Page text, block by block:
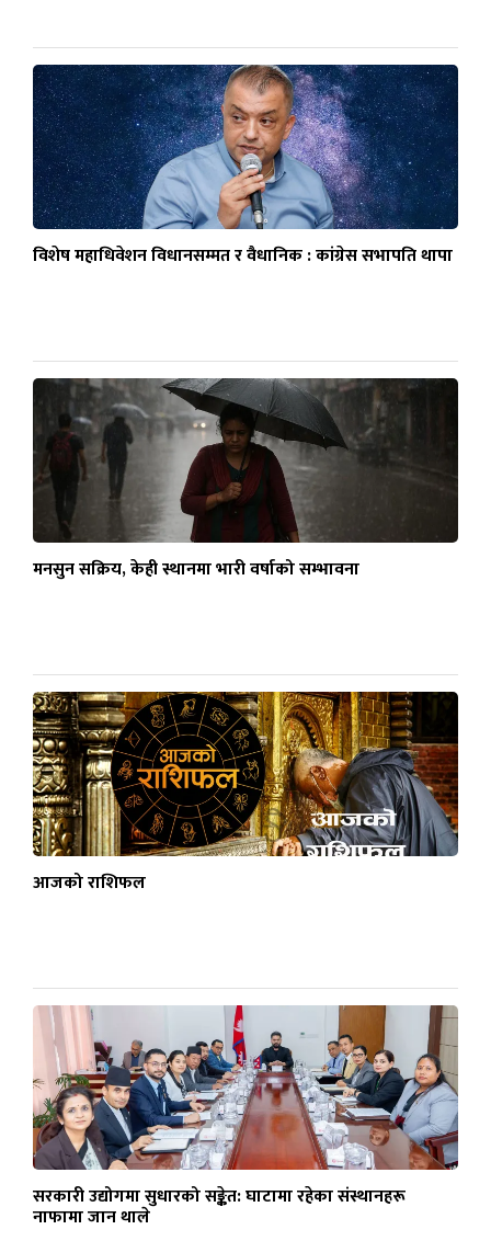
विशेष महाधिवेशन विधानसम्मत र वैधानिक : कांग्रेस सभापति थापा
मनसुन सक्रिय, केही स्थानमा भारी वर्षाको सम्भावना
आजको राशिफल
सरकारी उद्योगमा सुधारको सङ्केत: घाटामा रहेका संस्थानहरू
नाफामा जान थाले